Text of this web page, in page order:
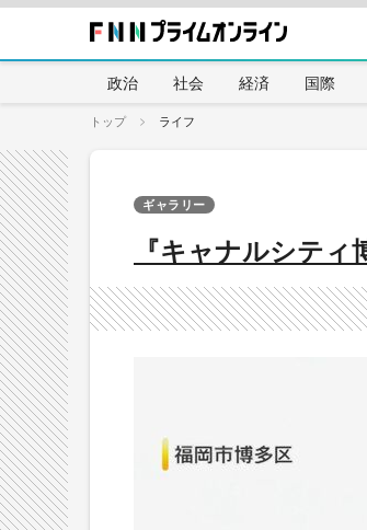
政治 社会 経済 国際
トップ ライフ
『キャナルシテ
ギャラリー